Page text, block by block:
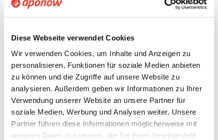
Diese Webseite verwendet Cookies
Wir verwenden Cookies, um Inhalte und Anzeigen zu
personalisieren, Funktionen für soziale Medien anbieten
zu können und die Zugriffe auf unsere Website zu
analysieren. Außerdem geben wir Informationen zu Ihrer
Verwendung unserer Website an unsere Partner für
soziale Medien, Werbung und Analysen weiter. Unsere
Partner führen diese Informationen möglicherweise mit
weiteren Daten zusammen, die Sie ihnen bereitgestellt
sicher, dass Ihre Apotheke korrekt angezeigt wird
und von Kund:innen in Ihrer Umgebung gefunden
Ein gepflegtes Profil erhöht die digitale Sichtbarkeit
Ihrer Apotheke, verbessert Ihre Auffindbarkeit auf
Herstellerseiten mit aponow-Integration und stärkt
Ihre regionale Reichweite. Durch aktuelle Daten und
vollständige Informationen bleiben Sie für Online-
Kund:innen sichtbar, vertrauenswürdig und wählbar
– ob für Abholung, Lieferung oder persönliche
Beratung vor Ort.